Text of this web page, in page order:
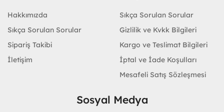
Hakkımızda
Sıkça Sorulan Sorular
Sipariş Takibi
İletişim
Sıkça Sorulan Sorular
Gizlilik ve Kvkk Bilgileri
Kargo ve Teslimat Bilgileri
İptal ve İade Koşulları
Mesafeli Satış Sözleşmesi
Sosyal Medya